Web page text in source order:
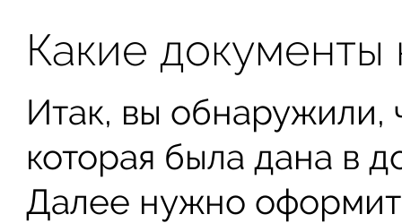
Какие
Итак, вы обнаружили,
которая была дана в
Далее нужно